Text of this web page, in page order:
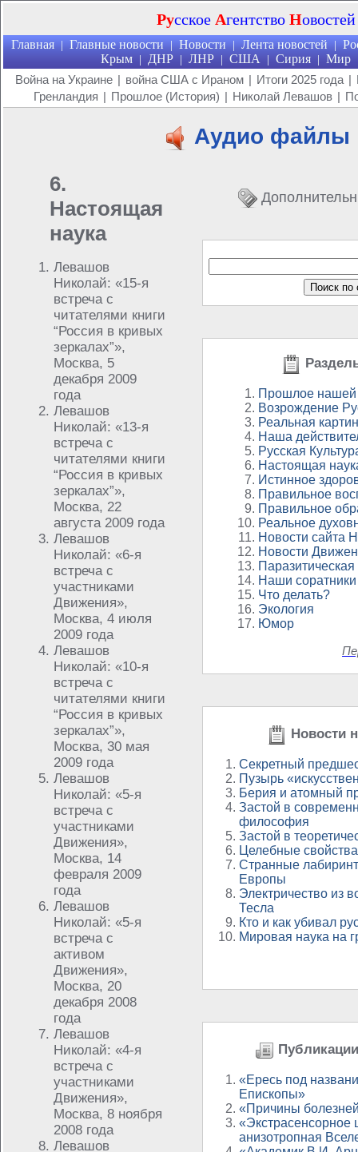
Русское Агентство Новостей
Главная | Главные новости | Новости | Лента новостей |
Крым | ДНР | ЛНР | США | Сирия | Мир
Война на Украине | война США с Ираном | Итоги 2025 года |
Гренландия | Прошлое (История) | Николай Левашов |
Аудио файлы
6.
Настоящая
наука
Левашов
Николай: «15-я
встреча с
читателями книги
“Россия в кривых
зеркалах”»,
Москва, 5
декабря 2009
года
Левашов
Николай: «13-я
встреча с
читателями книги
“Россия в кривых
зеркалах”»,
Москва, 22
августа 2009 года
Левашов
Николай: «6-я
встреча с
участниками
Движения»,
Москва, 4 июля
2009 года
Левашов
Николай: «10-я
встреча с
читателями книги
“Россия в кривых
зеркалах”»,
Москва, 30 мая
2009 года
Левашов
Николай: «5-я
встреча с
участниками
Движения»,
Москва, 14
февраля 2009
года
Левашов
Николай: «5-я
встреча с
активом
Движения»,
Москва, 20
декабря 2008
года
Левашов
Николай: «4-я
встреча с
участниками
Движения»,
Москва, 8 ноября
2008 года
Левашов
Прошлое нашей
Возрождение
Реальная
Наша
Русская
Настоящая
Истинное
Правильное
Правильное
Реальное
Новости сайта
Новости
Наши соратники
Что делать?
Экология
Юмор
Новости
Секретный
Пузырь
Берия и атомный
Застой в
философия
Застой в
Целебные
Странные
Европы
Электричество из
Тесла
Кто и как убивал
Мировая наука на
«Ересь под
Епископы»
«Причины
«Экстрасенсорное
анизотропная